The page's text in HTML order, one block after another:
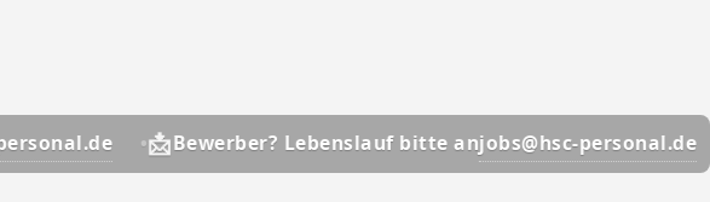
📩Bewerber? Lebenslauf bitte anjobs@hsc-personal.de 📩